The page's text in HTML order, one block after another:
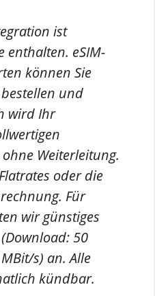
ist
enthalten. eSIM-
können Sie
und
wird Ihr
Weiterleitung.
oder die
Für
wir günstiges
50
s) an. Alle
kündbar.